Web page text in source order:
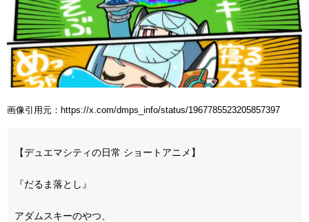
画像引用元：https://x.com/dmps_info/status/1967785523205857397
【デュエマシティの日常 ショートアニメ】
『だるま落とし』
アダムスキーのやつ、